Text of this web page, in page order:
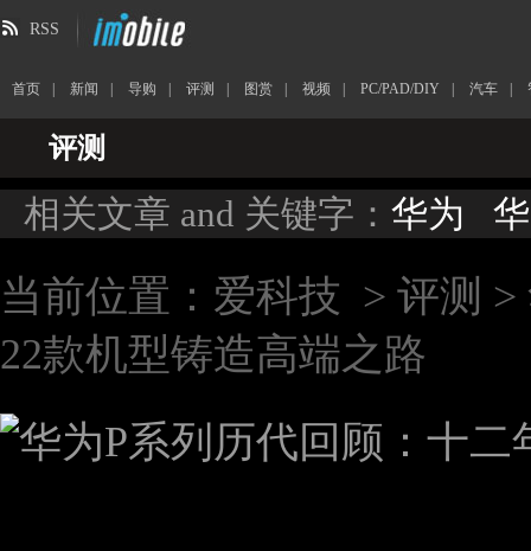
RSS
首页 新闻 导购 评测 图赏 视频 PC/PAD/DIY 汽车
评测
相关文章 and 关键字： 华为
当前位置： 爱科技 > 评测 >
22款机型铸造高端之路